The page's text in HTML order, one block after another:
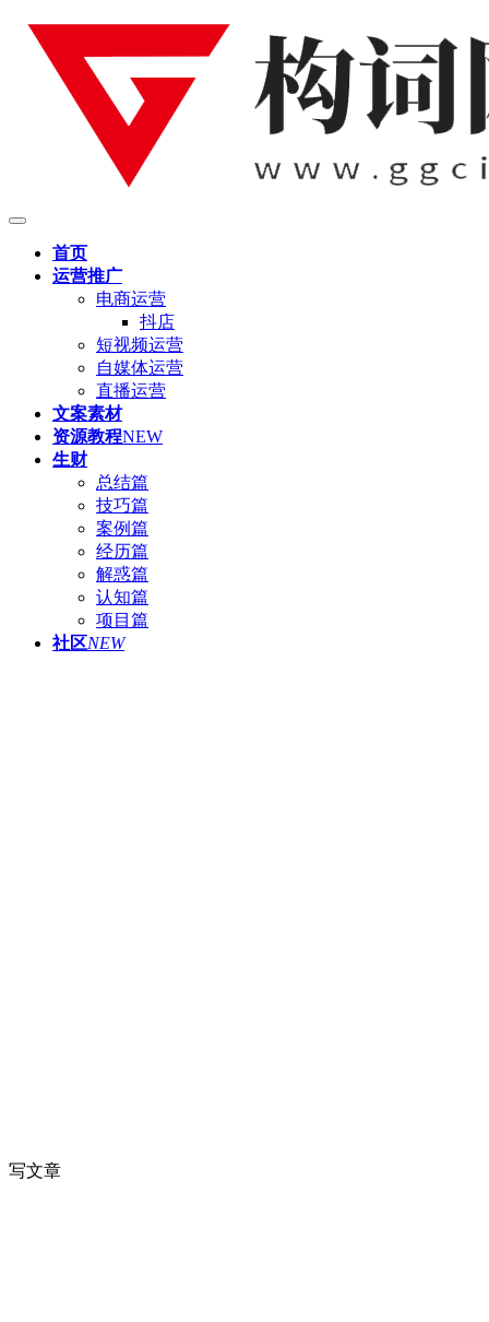
首页
运营推广
电商运营
抖店
短视频运营
自媒体运营
直播运营
文案素材
资源教程NEW
生财
总结篇
技巧篇
案例篇
经历篇
解惑篇
认知篇
项目篇
社区NEW
写文章